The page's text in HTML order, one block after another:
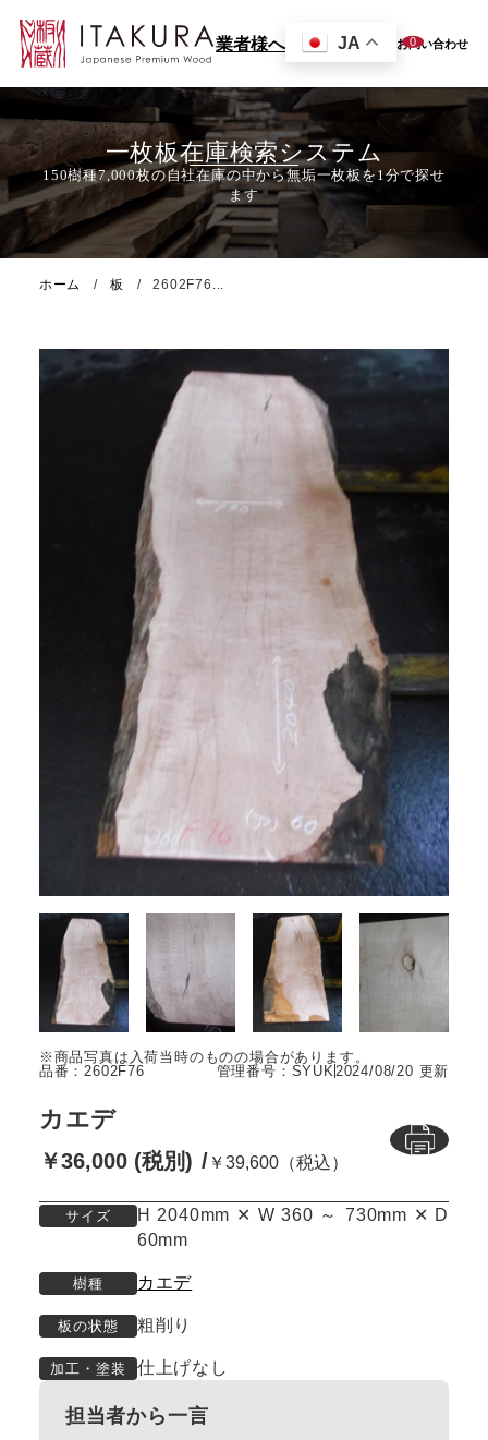
業者様へ JA 0
お問い合わせ
一枚板在庫検索システム
ホーム 板 2602F76...
品番：2602F76 管理番号：SYUK2024/08/20 更新
カエデ
￥36,000 (税別) ￥39,600（税込）
サイズ
H 2040mm ✕ W 360 ～ 730mm ✕ D
60mm
樹種 カエデ
板の状態 粗削り
加工・塗装 仕上げなし
担当者から一言